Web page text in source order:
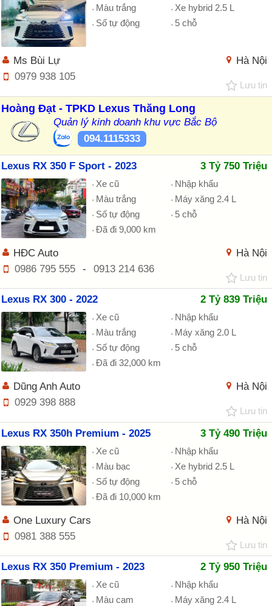
Màu trắng
Xe hybrid 2.5 L
Số tự động
5 chỗ
Hà Nội
Ms Bùi Lự
0979 938 105
Lưu tin
Hoàng Đạt - TPKD Lexus Thăng Long
Quản lý kinh doanh khu vực Bắc Bộ
094.1115333
Lexus RX 350 F Sport - 2023 3 Tỷ 750 Triệu
Xe cũ
Nhập khẩu
Màu trắng
Máy xăng 2.4 L
Số tự động
5 chỗ
Đã đi 9,000 km
Hà Nội
HĐC Auto
0986 795 555
- 0913 214 636
Lưu tin
Lexus RX 300 - 2022 2 Tỷ 839 Triệu
Xe cũ
Nhập khẩu
Màu trắng
Máy xăng 2.0 L
Số tự động
5 chỗ
Đã đi 32,000 km
Hà Nội
Dũng Anh Auto
0929 398 888
Lưu tin
Lexus RX 350h Premium - 2025 3 Tỷ 490 Triệu
Xe cũ
Nhập khẩu
Màu bạc
Xe hybrid 2.5 L
Số tự động
5 chỗ
Đã đi 10,000 km
Hà Nội
One Luxury Cars
0981 388 555
Lưu tin
Lexus RX 350 Premium - 2023 2 Tỷ 950 Triệu
Xe cũ
Nhập khẩu
Màu cam
Máy xăng 2.4 L